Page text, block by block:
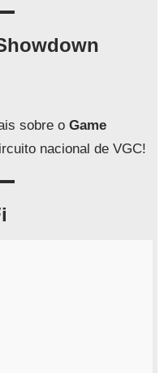
sobre o Game
nacional de VGC!